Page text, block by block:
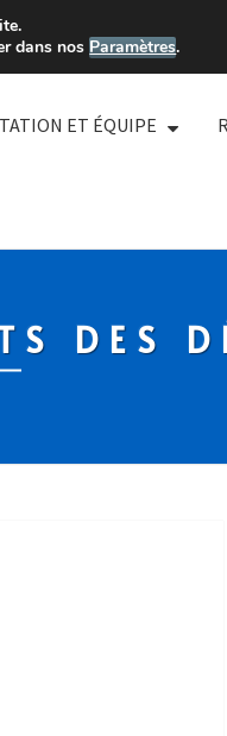
ET ÉQUIPE
DES
dans nosParamètres.